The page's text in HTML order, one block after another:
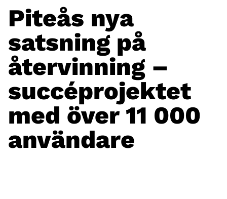
Piteås nya
satsning på
återvinning –
succéprojektet
med över 11 000
användare